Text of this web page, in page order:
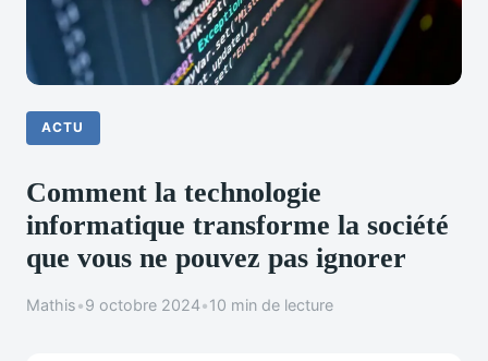
ACTU
Comment la technologie
informatique transforme la société
que vous ne pouvez pas ignorer
Mathis•9 octobre 2024•10 min de lecture